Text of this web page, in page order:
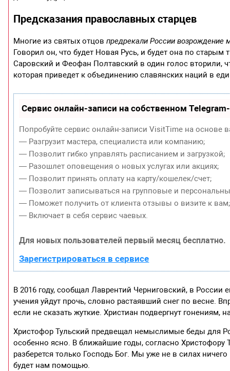
Предсказания православных старцев
Многие из святых отцовпредрекали России возрождение
Говорил он, что будет Новая Русь, и будет она по
Саровский и Феофан Полтавский в один голос вторили,
которая приведет к объединению славянских наций в
Сервис онлайн-записи на собственном
Попробуйте сервис онлайн-записи VisitTime на основе
— Разгрузит мастера, специалиста или компанию;
— Позволит гибко управлять расписанием и загрузкой;
— Разошлет оповещения о новых услугах или акциях;
— Позволит принять оплату на карту/кошелек/счет;
— Позволит записываться на групповые и
— Поможет получить от клиента отзывы о визите к вам;
— Включает в себя сервис чаевых.
Для новых пользователей первый месяц бесплатно.
Зарегистрироваться в сервисе
В 2016 году, сообщал Лаврентий Черниговский, в
учения уйдут прочь, словно растаявший снег по весне.
если не сказать жуткие. Христиан подвергнут гонениям,
Христофор Тульский предвещал немыслимые беды для
особенно ясно. В ближайшие годы, согласно Христофору
разберется только Господь Бог. Мы уже не в силах
будет нам помощью.